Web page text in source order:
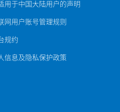
用于中国大陆用户的声明
网用户账号管理规则
规约
信息及隐私保护政策